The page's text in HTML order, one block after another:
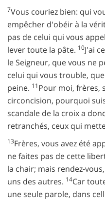
7Vous couriez bien: qui
empêcher d'obéir à la
pas de celui qui vous
lever toute la pâte. 10J'ai
le Seigneur, que vous ne
celui qui vous trouble,
peine. 11Pour moi, frères,
circoncision, pourquoi
scandale de la croix a
retranchés, ceux qui
13Frères, vous avez été
ne faites pas de cette
la chair; mais rendez-
uns des autres. 14Car
une seule parole, dans